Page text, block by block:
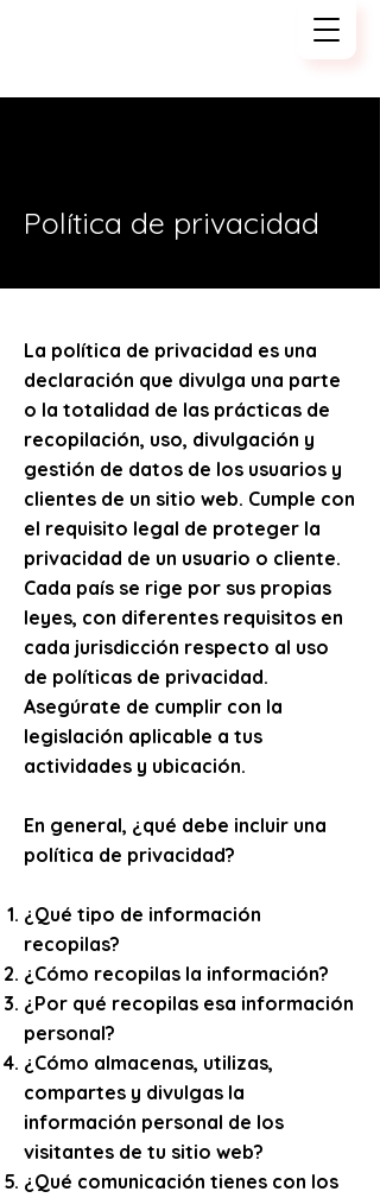
Política de privacidad
La política de privacidad es una
declaración que divulga una parte
o la totalidad de las prácticas de
recopilación, uso, divulgación y
gestión de datos de los usuarios y
clientes de un sitio web. Cumple con
el requisito legal de proteger la
privacidad de un usuario o cliente.
Cada país se rige por sus propias
leyes, con diferentes requisitos en
cada jurisdicción respecto al uso
de políticas de privacidad.
Asegúrate de cumplir con la
legislación aplicable a tus
actividades y ubicación.
En general, ¿qué debe incluir una
política de privacidad?
¿Qué tipo de información
recopilas?
¿Cómo recopilas la información?
¿Por qué recopilas esa información
personal?
¿Cómo almacenas, utilizas,
compartes y divulgas la
información personal de los
visitantes de tu sitio web?
¿Qué comunicación tienes con los